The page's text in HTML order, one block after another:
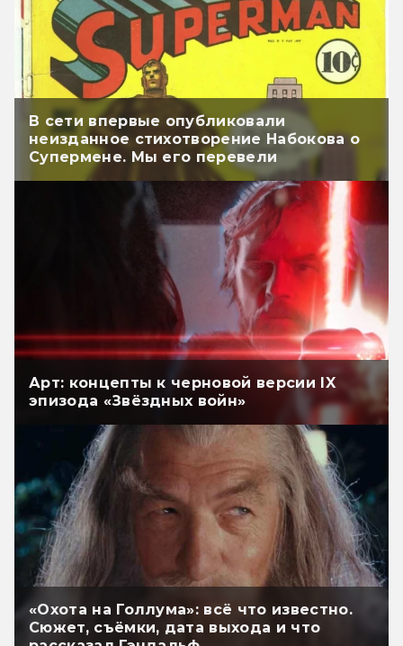
В сети впервые опубликовали
неизданное стихотворение Набокова о
Супермене. Мы его перевели
Арт: концепты к черновой версии IX
эпизода «Звёздных войн»
«Охота на Голлума»: всё что известно.
Сюжет, съёмки, дата выхода и что